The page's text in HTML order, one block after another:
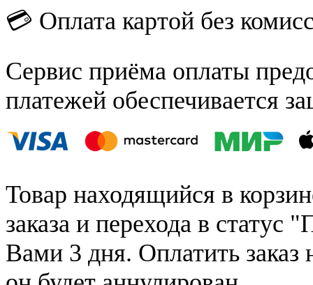
💳 Оплата картой без
Сервис приёма оплаты
платежей обеспечивается
Товар находящийся в
заказа и перехода в статус
Вами 3 дня. Оплатить заказ